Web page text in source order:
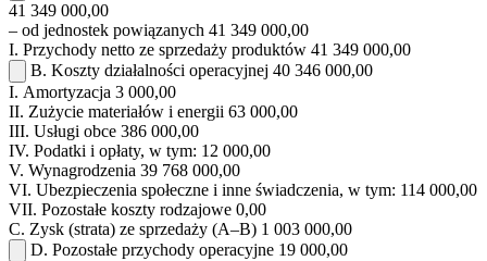
41 349 000,00
– od jednostek powiązanych 41 349 000,00
I. Przychody netto ze sprzedaży produktów 41 349 000,00
B. Koszty działalności operacyjnej 40 346 000,00
I. Amortyzacja 3 000,00
II. Zużycie materiałów i energii 63 000,00
III. Usługi obce 386 000,00
IV. Podatki i opłaty, w tym: 12 000,00
V. Wynagrodzenia 39 768 000,00
VI. Ubezpieczenia społeczne i inne świadczenia, w tym: 114 000,00
VII. Pozostałe koszty rodzajowe 0,00
C. Zysk (strata) ze sprzedaży (A–B) 1 003 000,00
D. Pozostałe przychody operacyjne 19 000,00